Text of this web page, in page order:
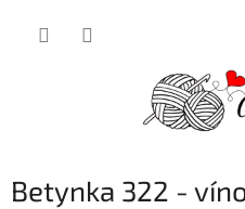
Betynka 322 -